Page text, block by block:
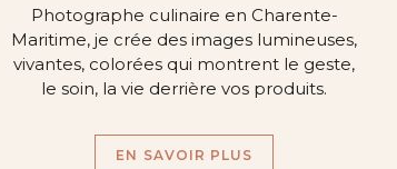
Photographe culinaire en Charente-
Maritime, je crée des images lumineuses,
vivantes, colorées qui montrent le geste,
le soin, la vie derrière vos produits.
EN SAVOIR PLUS